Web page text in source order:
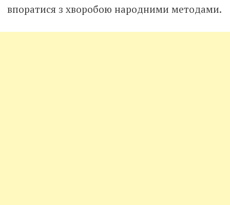
впоратися з хворобою народними методами.